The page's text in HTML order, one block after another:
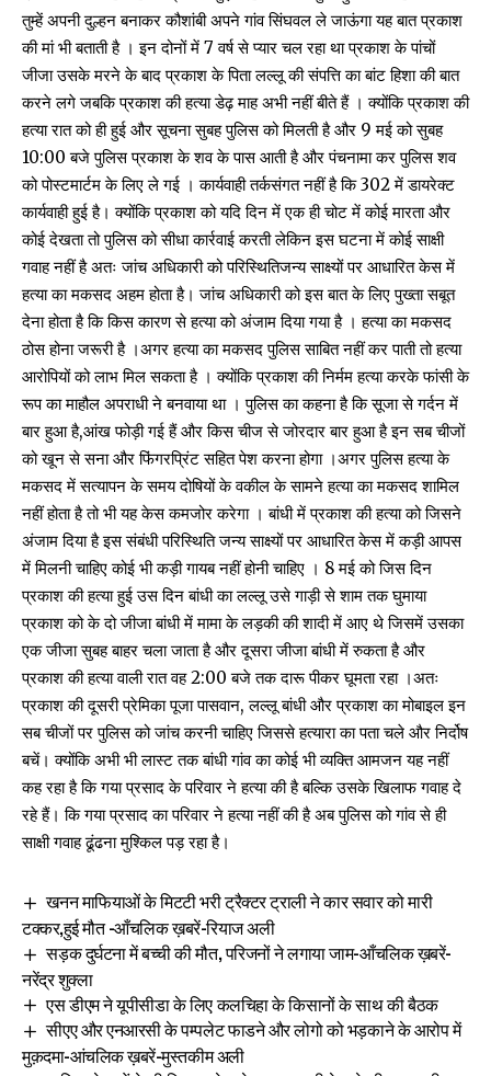
तुम्हें अपनी दुल्हन बनाकर कौशांबी अपने गांव सिंघवल ले जाऊंगा यह बात प्रकाश
की मां भी बताती है । इन दोनों में 7 वर्ष से प्यार चल रहा था प्रकाश के पांचों
जीजा उसके मरने के बाद प्रकाश के पिता लल्लू की संपत्ति का बांट हिशा की बात
करने लगे जबकि प्रकाश की हत्या डेढ़ माह अभी नहीं बीते हैं । क्योंकि प्रकाश की
हत्या रात को ही हुई और सूचना सुबह पुलिस को मिलती है और 9 मई को सुबह
10:00 बजे पुलिस प्रकाश के शव के पास आती है और पंचनामा कर पुलिस शव
को पोस्टमार्टम के लिए ले गई । कार्यवाही तर्कसंगत नहीं है कि 302 में डायरेक्ट
कार्यवाही हुई है। क्योंकि प्रकाश को यदि दिन में एक ही चोट में कोई मारता और
कोई देखता तो पुलिस को सीधा कार्रवाई करती लेकिन इस घटना में कोई साक्षी
गवाह नहीं है अतः जांच अधिकारी को परिस्थितिजन्य साक्ष्यों पर आधारित केस में
हत्या का मकसद अहम होता है। जांच अधिकारी को इस बात के लिए पुख्ता सबूत
देना होता है कि किस कारण से हत्या को अंजाम दिया गया है । हत्या का मकसद
ठोस होना जरूरी है ।अगर हत्या का मकसद पुलिस साबित नहीं कर पाती तो हत्या
आरोपियों को लाभ मिल सकता है । क्योंकि प्रकाश की निर्मम हत्या करके फांसी के
रूप का माहौल अपराधी ने बनवाया था । पुलिस का कहना है कि सूजा से गर्दन में
बार हुआ है,आंख फोड़ी गई हैं और किस चीज से जोरदार बार हुआ है इन सब चीजों
को खून से सना और फिंगरप्रिंट सहित पेश करना होगा ।अगर पुलिस हत्या के
मकसद में सत्यापन के समय दोषियों के वकील के सामने हत्या का मकसद शामिल
नहीं होता है तो भी यह केस कमजोर करेगा । बांधी में प्रकाश की हत्या को जिसने
अंजाम दिया है इस संबंधी परिस्थिति जन्य साक्ष्यों पर आधारित केस में कड़ी आपस
में मिलनी चाहिए कोई भी कड़ी गायब नहीं होनी चाहिए । 8 मई को जिस दिन
प्रकाश की हत्या हुई उस दिन बांधी का लल्लू उसे गाड़ी से शाम तक घुमाया
प्रकाश को के दो जीजा बांधी में मामा के लड़की की शादी में आए थे जिसमें उसका
एक जीजा सुबह बाहर चला जाता है और दूसरा जीजा बांधी में रुकता है और
प्रकाश की हत्या वाली रात वह 2:00 बजे तक दारू पीकर घूमता रहा ।अतः
प्रकाश की दूसरी प्रेमिका पूजा पासवान, लल्लू बांधी और प्रकाश का मोबाइल इन
सब चीजों पर पुलिस को जांच करनी चाहिए जिससे हत्यारा का पता चले और निर्दोष
बचें। क्योंकि अभी भी लास्ट तक बांधी गांव का कोई भी व्यक्ति आमजन यह नहीं
कह रहा है कि गया प्रसाद के परिवार ने हत्या की है बल्कि उसके खिलाफ गवाह दे
रहे हैं। कि गया प्रसाद का परिवार ने हत्या नहीं की है अब पुलिस को गांव से ही
साक्षी गवाह ढूंढना मुश्किल पड़ रहा है।
खनन माफियाओं के मिटटी भरी ट्रैक्टर ट्राली ने कार सवार को मारी
टक्कर,हुई मौत -आँचलिक ख़बरें-रियाज अली
सड़क दुर्घटना में बच्ची की मौत, परिजनों ने लगाया जाम-आँचलिक ख़बरें-
नरेंद्र शुक्ला
एस डीएम ने यूपीसीडा के लिए कलचिहा के किसानों के साथ की बैठक
सीएए और एनआरसी के पम्पलेट फाडने और लोगो को भड़काने के आरोप में
मुक़दमा-आंचलिक ख़बरें-मुस्तकीम अली